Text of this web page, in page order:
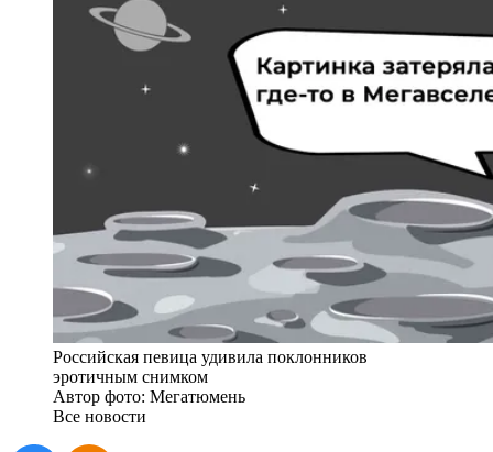
Российская певица удивила поклонников
эротичным снимком
Автор фото: Мегатюмень
Все новости